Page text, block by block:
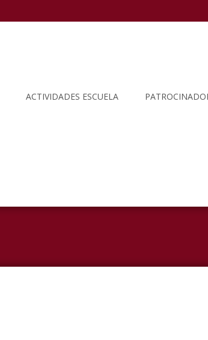
ACTIVIDADES ESCUELA